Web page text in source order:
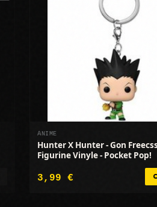
ANIME
Hunter X Hunter - Gon
Figurine Vinyle - Pocket Pop!
3,99 €